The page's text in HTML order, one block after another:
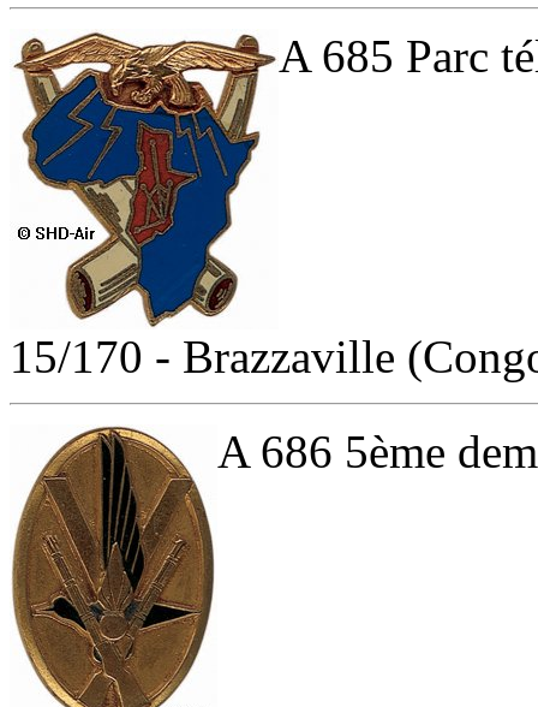
A 685 Parc
15/170 - Brazzaville
A 686 5ème